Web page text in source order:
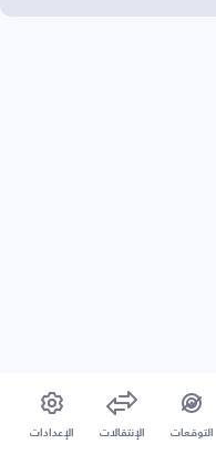
التوقعات الإنتقالات الإعدادات